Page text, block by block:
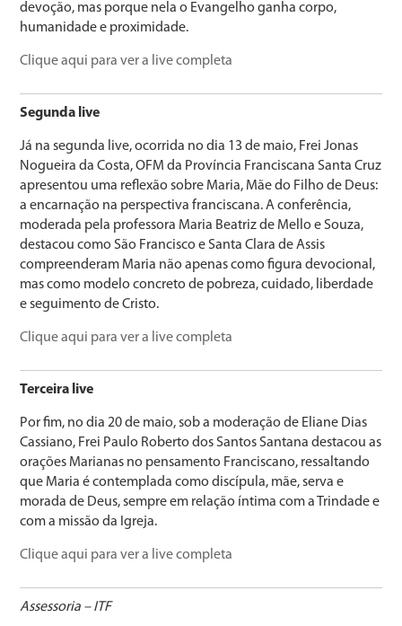
devoção, mas porque nela o Evangelho ganha corpo,
humanidade e proximidade.
Clique aqui para ver a live completa
Segunda live
Já na segunda live, ocorrida no dia 13 de maio, Frei Jonas
Nogueira da Costa, OFM da Província Franciscana Santa Cruz
apresentou uma reflexão sobre Maria, Mãe do Filho de Deus:
a encarnação na perspectiva franciscana. A conferência,
moderada pela professora Maria Beatriz de Mello e Souza,
destacou como São Francisco e Santa Clara de Assis
compreenderam Maria não apenas como figura devocional,
mas como modelo concreto de pobreza, cuidado, liberdade
e seguimento de Cristo.
Clique aqui para ver a live completa
Terceira live
Por fim, no dia 20 de maio, sob a moderação de Eliane Dias
Cassiano, Frei Paulo Roberto dos Santos Santana destacou as
orações Marianas no pensamento Franciscano, ressaltando
que Maria é contemplada como discípula, mãe, serva e
morada de Deus, sempre em relação íntima com a Trindade e
com a missão da Igreja.
Clique aqui para ver a live completa
Assessoria – ITF